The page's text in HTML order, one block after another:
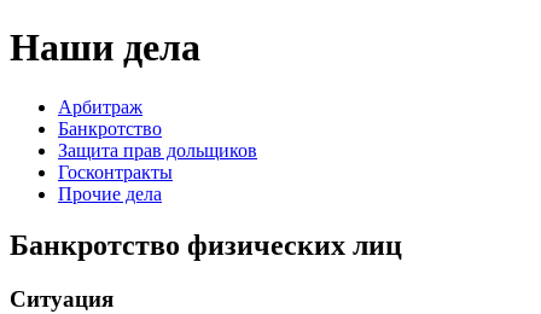
Наши дела
Арбитраж
Банкротство
Защита прав дольщиков
Госконтракты
Прочие дела
Банкротство физических лиц
Ситуация